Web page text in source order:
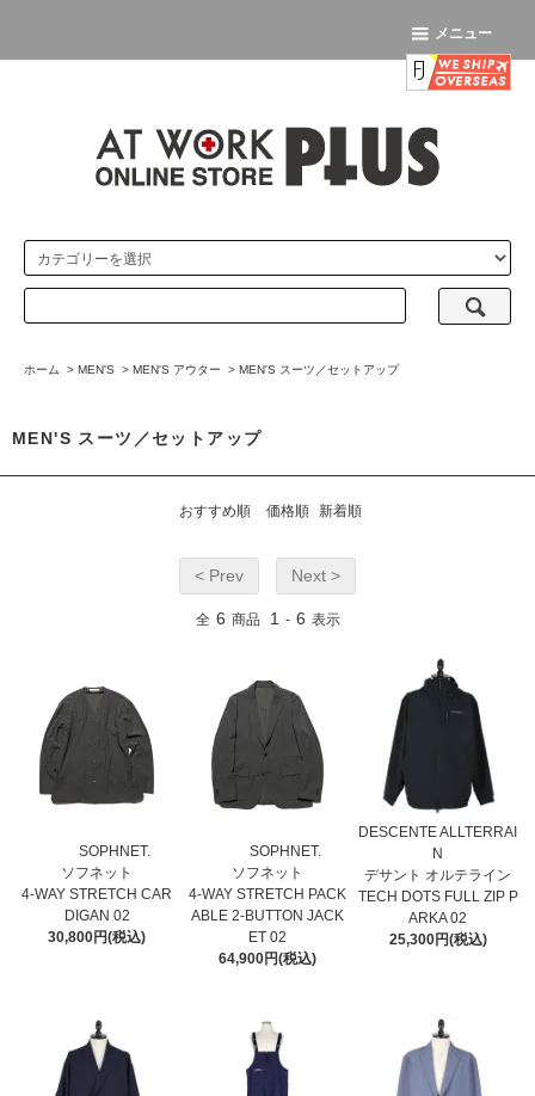
メニュー
ホーム > MEN'S > MEN'S アウター > MEN'S スーツ／セットアップ
MEN'S スーツ／セットアップ
おすすめ順 価格順 新着順
< Prev Next >
全 6 商品 1 - 6 表示
SOPHNET.
ソフネット
4-WAY STRETCH CAR
DIGAN 02
30,800円(税込)
SOPHNET.
ソフネット
4-WAY STRETCH PACK
ABLE 2-BUTTON JACK
ET 02
64,900円(税込)
DESCENTE ALLTERRAI
N
デサント オルテライン
TECH DOTS FULL ZIP P
ARKA 02
25,300円(税込)